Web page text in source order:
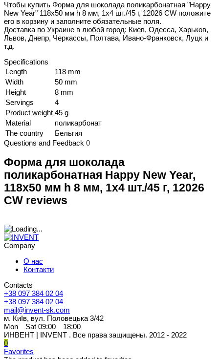
Чтобы купить Форма для шоколада поликарбонатная "Happy
New Year" 118х50 мм h 8 мм, 1х4 шт./45 г, 12026 CW положите
его в корзину и заполните обязательные поля.
Доставка по Украине в любой город: Киев, Одесса, Харьков,
Львов, Днепр, Черкассы, Полтава, Ивано-Франковск, Луцк и
т.д.
Specifications
Length
118 mm
Width
50 mm
Height
8 mm
Servings
4
Product weight 45 g
Material
поликарбонат
The country
Бельгия
Questions and Feedback 0
Форма для шоколада
поликарбонатная Happy New Year,
118х50 мм h 8 мм, 1х4 шт./45 г, 12026
CW reviews
Company
О нас
Контакти
Contacts
+38 097 384 02 04
+38 097 384 02 04
mail@invent-sk.com
м. Київ, вул. Половецька 3/42
Mon—Sat 09:00—18:00
ИНВЕНТ | INVENT . Все права защищены. 2012 - 2022
0
Favorites